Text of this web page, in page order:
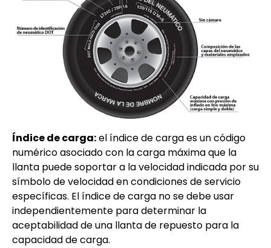
Índice de carga:el índice de carga es un código
numérico asociado con la carga máxima que la
llanta puede soportar a la velocidad indicada por su
símbolo de velocidad en condiciones de servicio
específicas. El índice de carga no se debe usar
independientemente para determinar la
aceptabilidad de una llanta de repuesto para la
capacidad de carga.